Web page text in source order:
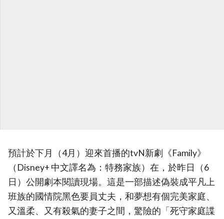
預計於下月（4月）迎來首播的tvN新劇《Family》
（Disney+ 中文譯名為：特務家族）在，於昨日（6
日）公開劇本閱讀現場。這是一部描述偽裝成平凡上
班族的國情院黑色要員丈夫，和夢想有個完美家庭、
又溫柔、又有殺氣的妻子之間，驚險的「死守家庭諜